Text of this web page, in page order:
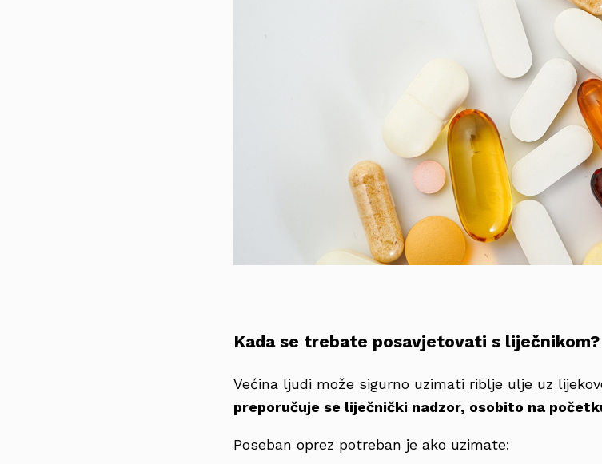
Kada se trebate posavjetovati s liječnikom?
Većina ljudi može sigurno uzimati riblje ulje uz
preporučuje se liječnički nadzor, osobito na
Poseban oprez potreban je ako uzimate: